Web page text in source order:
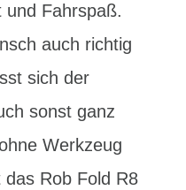
und Fahrspaß.
auch richtig
sich der
sonst ganz
Werkzeug
Rob Fold R8